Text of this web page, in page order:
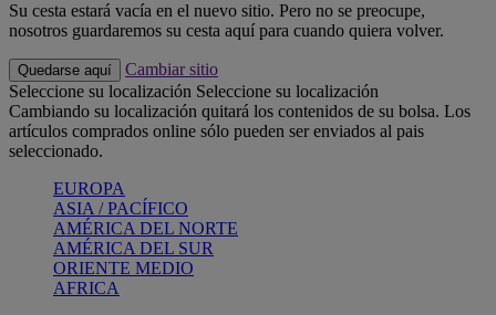
Su cesta estará vacía en el nuevo sitio. Pero no se preocupe,
nosotros guardaremos su cesta aquí para cuando quiera volver.
Quedarse aquí
Cambiar sitio
Seleccione su localización Seleccione su localización
Cambiando su localización quitará los contenidos de su bolsa. Los
artículos comprados online sólo pueden ser enviados al pais
seleccionado.
EUROPA
ASIA / PACÍFICO
AMÉRICA DEL NORTE
AMÉRICA DEL SUR
ORIENTE MEDIO
AFRICA